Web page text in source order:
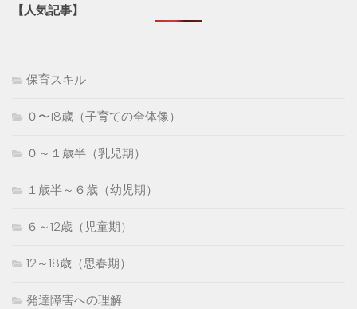
【人気記事】
保育スキル
０〜18歳（子育ての全体像）
０～１歳半（乳児期）
１歳半～６歳（幼児期）
６～12歳（児童期）
12～18歳（思春期）
発達障害への理解